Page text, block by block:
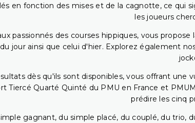
en fonction des mises et de la cagnotte, ce qui
les joueurs
passionnés des courses hippiques, vous
jour ainsi que celui d'hier. Explorez également
dès qu'ils sont disponibles, vous offrant une
Tiercé Quarté Quinté du PMU en France et
prédire les cinq
gagnant, du simple placé, du couplé, du trio,